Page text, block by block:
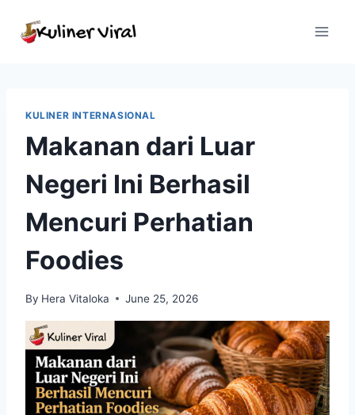
KULINER INTERNASIONAL
Makanan dari Luar
Negeri Ini Berhasil
Mencuri Perhatian
Foodies
By Hera Vitaloka June 25, 2026